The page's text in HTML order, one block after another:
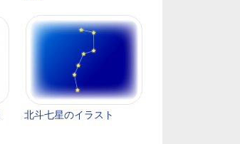
北斗七星のイラスト